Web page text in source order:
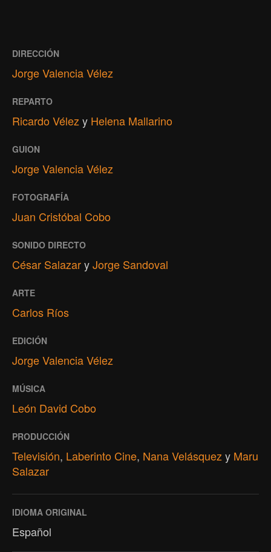
DIRECCIÓN
Jorge Valencia Vélez
REPARTO
Ricardo Vélez y Helena Mallarino
GUION
Jorge Valencia Vélez
FOTOGRAFÍA
Juan Cristóbal Cobo
SONIDO DIRECTO
César SalazaryJorge Sandoval
ARTE
Carlos Ríos
EDICIÓN
Jorge Valencia Vélez
MÚSICA
León David Cobo
PRODUCCIÓN
Televisión, Laberinto Cine, Nana Velásquez y Maru
Salazar
IDIOMA ORIGINAL
Español